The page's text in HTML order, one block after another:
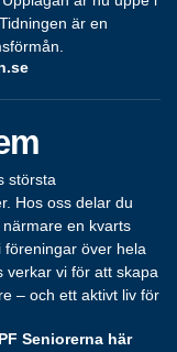
är en
största
Hos oss delar du
en kvarts
föreningar över hela
verkar vi för att skapa
– och ett aktivt liv för
Seniorerna här